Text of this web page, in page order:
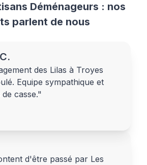
Déménageurs : nos
parlent de nous
des Lilas à Troyes
Equipe sympathique et
casse."
d'être passé par Les